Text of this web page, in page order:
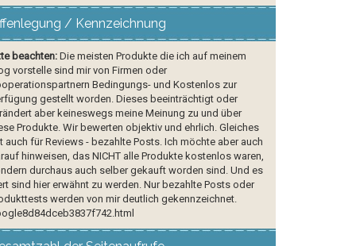
/ Kennzeichnung
beachten:Die meisten Produkte die ich auf meinem
vorstelle sind mir von Firmen oder
Bedingungs- und Kostenlos zur
gestellt worden. Dieses beeinträchtigt oder
aber keineswegs meine Meinung zu und über
Produkte. Wir bewerten objektiv und ehrlich. Gleiches
auch für Reviews - bezahlte Posts. Ich möchte aber auch
hinweisen, das NICHT alle Produkte kostenlos waren,
durchaus auch selber gekauft worden sind. Und es
sind hier erwähnt zu werden. Nur bezahlte Posts oder
werden von mir deutlich gekennzeichnet.